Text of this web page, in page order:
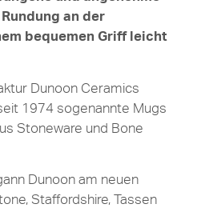
an der
bequemen Griff leicht
Dunoon Ceramics
1974 sogenannte Mugs
Stoneware und Bone
Dunoon am neuen
Staffordshire, Tassen